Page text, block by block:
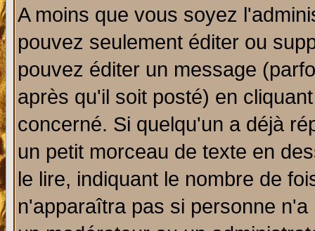
A moins que vous soyez
pouvez seulement éditer ou
pouvez éditer un message
après qu'il soit posté) en
concerné. Si quelqu'un a déjà
un petit morceau de texte en
le lire, indiquant le nombre de
n'apparaîtra pas si personne